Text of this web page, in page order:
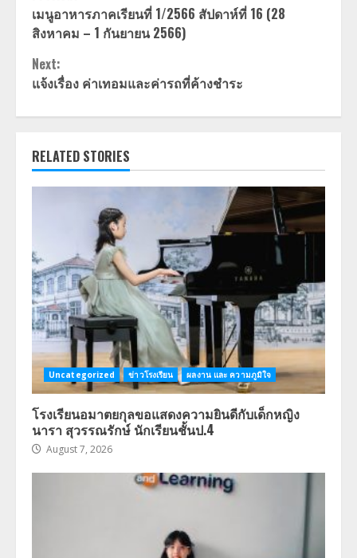
Reading
เมนูอาหารภาคเรียนที่ 1/2566 สัปดาห์ที่ 16 (28
สิงหาคม – 1 กันยายน 2566)
Next:
แจ้งเรื่อง ค่าเทอมและค่ารถที่ค้างชำระ
RELATED STORIES
Uncategorized ข่าวโรงเรียน ผลงาน และ ความภูมิใจ
โรงเรียนอมาตยกุลขอแสดงความยินดีกับเด็กหญิง
นารา สุวรรณรักษ์ นักเรียนชั้นป.4
August 7, 2026